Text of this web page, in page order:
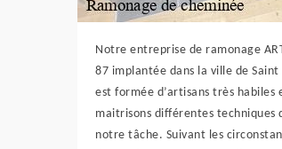
Notre entreprise de ramonage
87 implantée dans la ville de Saint
est formée d’artisans très habiles
maitrisons différentes techniques
notre tâche. Suivant les